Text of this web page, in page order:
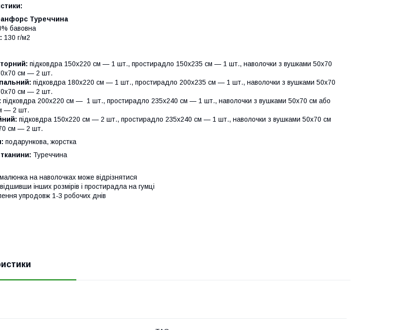
Туреччина
бавовна
130 г/м2
підковдра 150х220 см — 1 шт., простирадло 150х235 см — 1 шт., наволочки з вушками 50х70
см — 2 шт.
підковдра 180х220 см — 1 шт., простирадло 200х235 см — 1 шт., наволочки з вушками 50х70
см — 2 шт.
підковдра 200х220 см — 1 шт., простирадло 235х240 см — 1 шт., наволочки з вушками 50х70 см або
— 2 шт.
підковдра 150х220 см — 2 шт., простирадло 235х240 см — 1 шт., наволочки з вушками 50х70 см
см — 2 шт.
подарункова, жорстка
Туреччина
на наволочках може відрізнятися
інших розмірів і простирадла на гумці
упродовж 1-3 робочих днів